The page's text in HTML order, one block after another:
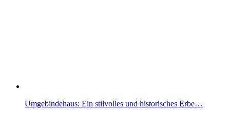
Umgebindehaus: Ein stilvolles und historisches Erbe…